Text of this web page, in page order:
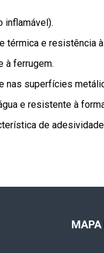
inflamável).
térmica e resistência
à ferrugem.
nas superfícies
e resistente à
de
MAPA